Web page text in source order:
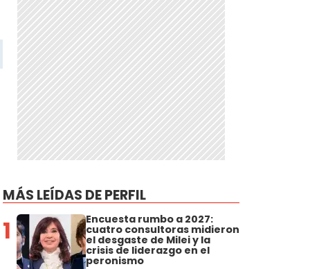
MÁS LEÍDAS DE PERFIL
1 Encuesta rumbo a 2027:
cuatro consultoras midieron
el desgaste de Milei y la
crisis de liderazgo en el
peronismo